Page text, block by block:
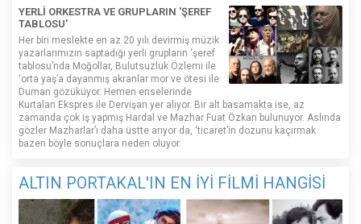
YERLİ ORKESTRA VE GRUPLARIN 'ŞEREF
TABLOSU'
Her biri meslekte en az 20 yılı devirmiş müzik
yazarlarımızın saptadığı yerli grupların ‘şeref
tablosu’nda Moğollar, Bulutsuzluk Özlemi ile
‘orta yaş’a dayanmış akranlar mor ve ötesi ile
Duman gözüküyor. Hemen enselerinde
Kurtalan Ekspres ile Dervişan yer alıyor. Bir alt basamakta ise, az
zamanda çok iş yapmış Hardal ve Mazhar Fuat Özkan bulunuyor. Aslında
gözler Mazharlar’ı daha üstte arıyor da, ‘ticaret’in dozunu kaçırmak
bazen böyle sonuçlara neden oluyor.
ALTIN PORTAKAL'IN EN İYİ FİLMİ HANGİSİ